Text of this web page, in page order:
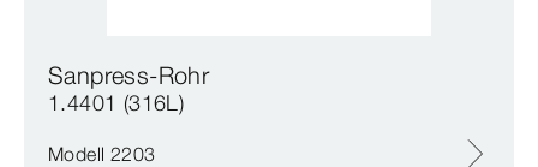
Sanpress-Rohr
1.4401 (316L)
Modell 2203